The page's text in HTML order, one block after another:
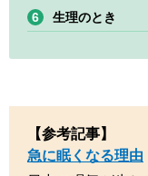
生理のとき
【参考記事】
急に眠くなる理由